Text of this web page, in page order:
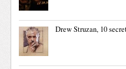
Drew Struzan, 10